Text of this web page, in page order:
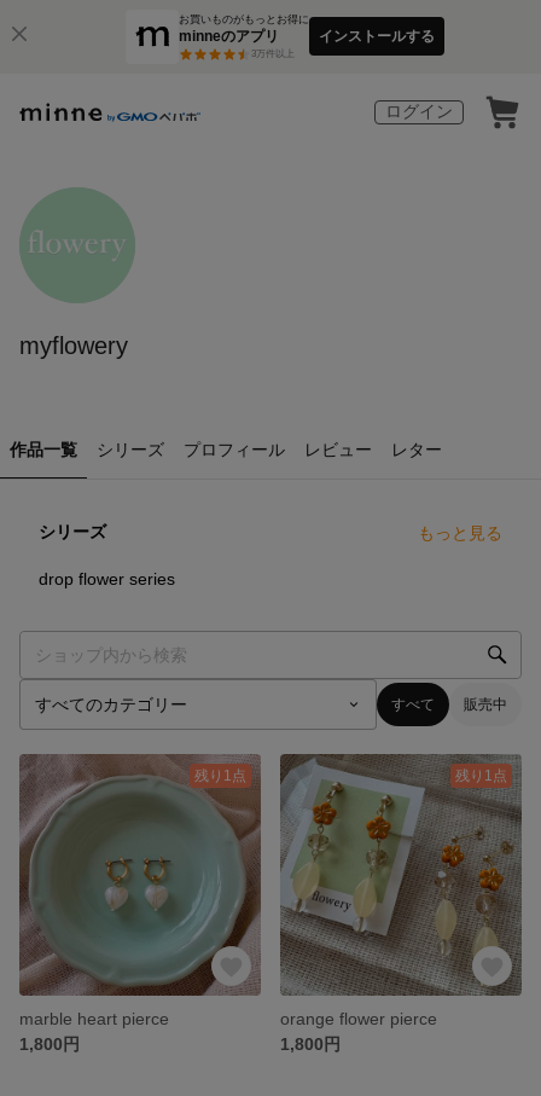
お買いものがもっとお得に
minneのアプリ
3万件以上
インストールする
ログイン
myflowery
作品一覧 シリーズ プロフィール レビュー レター
シリーズ もっと見る
drop flower series
すべて 販売中
残り1点
marble heart pierce
1,800円
残り1点
orange flower pierce
1,800円